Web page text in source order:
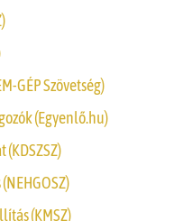
GÉP Szövetség)
(Egyenlő.hu)
(KDSZSZ)
(KMSZ)